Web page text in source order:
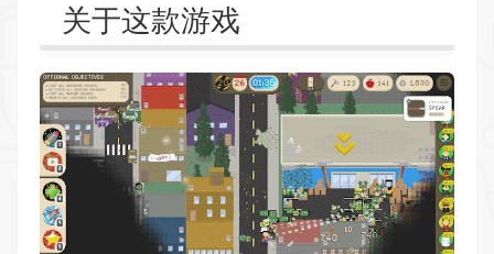
关于这款游戏